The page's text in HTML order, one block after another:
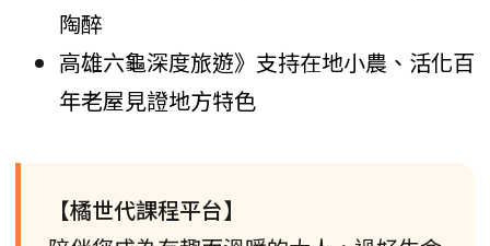
陶醉
高雄六龜深度旅遊》支持在地小農、活化百
年老屋見證地方特色
【橘世代課程平台】